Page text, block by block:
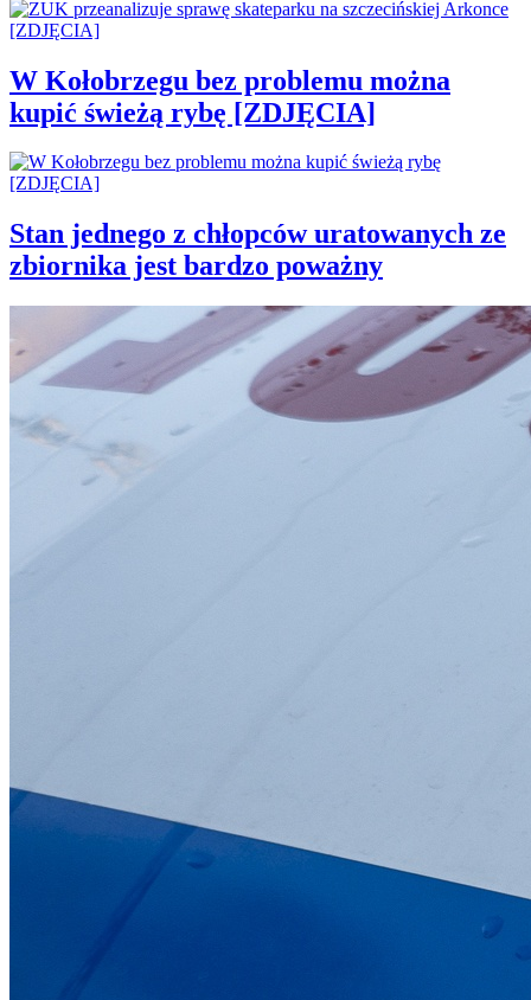
W Kołobrzegu bez problemu można
kupić świeżą rybę [ZDJĘCIA]
Stan jednego z chłopców uratowanych ze
zbiornika jest bardzo poważny